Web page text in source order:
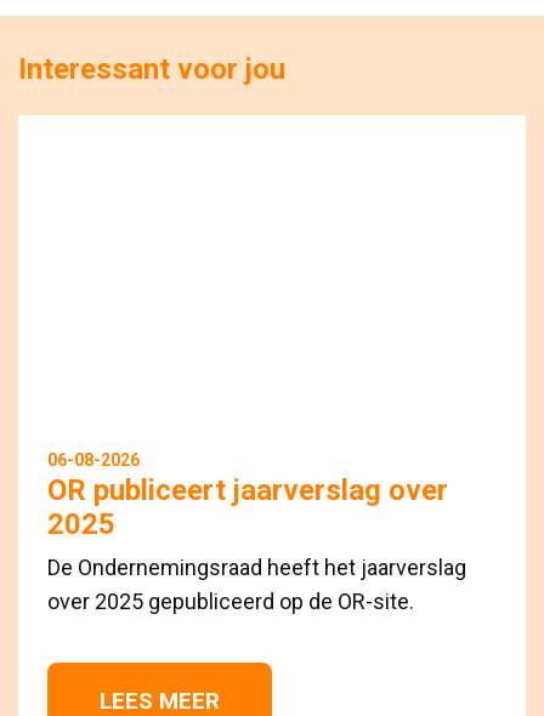
Interessant voor jou
06-08-2026
OR publiceert jaarverslag over
2025
De Ondernemingsraad heeft het jaarverslag
over 2025 gepubliceerd op de OR-site.
LEES MEER